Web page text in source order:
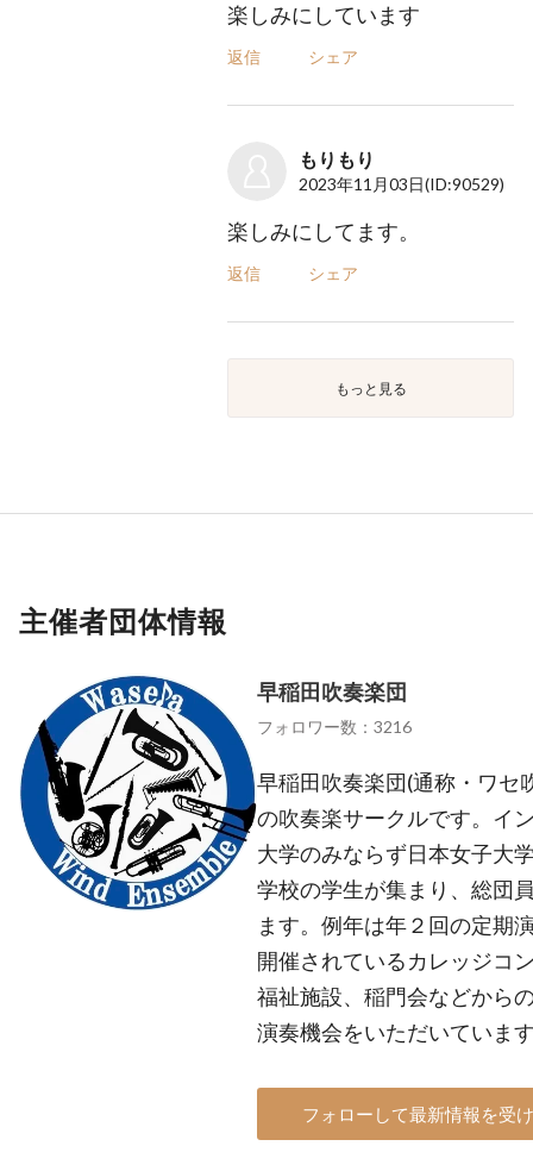
楽しみにしています
返信 シェア
もりもり
2023年11月03日(ID:90529)
楽しみにしてます。
返信 シェア
もっと見る
主催者団体情報
早稲田吹奏楽団
フォロワー数：3216
早稲田吹奏楽団(通称・ワセ
の吹奏楽サークルです。イ
大学のみならず日本女子大
学校の学生が集まり、総団
ます。例年は年２回の定期
開催されているカレッジコ
福祉施設、稲門会などから
演奏機会をいただいていま
フォローして最新情報を受